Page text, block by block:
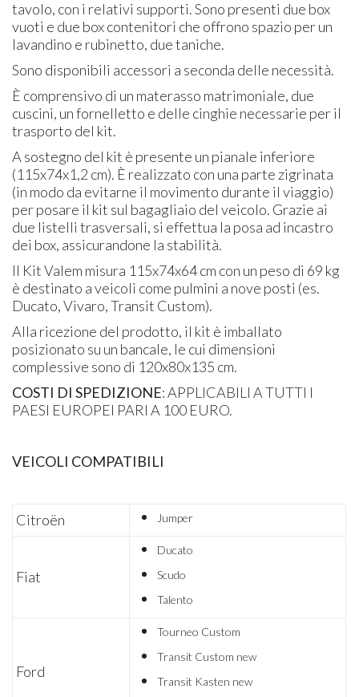
tavolo, con i relativi supporti. Sono presenti due box
vuoti e due box contenitori che offrono spazio per un
lavandino e rubinetto, due taniche.
Sono disponibili accessori a seconda delle necessità.
È comprensivo di un materasso matrimoniale, due
cuscini, un fornelletto e delle cinghie necessarie per il
trasporto del kit.
A sostegno del kit è presente un pianale inferiore
(115x74x1,2 cm). È realizzato con una parte zigrinata
(in modo da evitarne il movimento durante il viaggio)
per posare il kit sul bagagliaio del veicolo. Grazie ai
due listelli trasversali, si effettua la posa ad incastro
dei box, assicurandone la stabilità.
Il Kit Valem misura 115x74x64 cm con un peso di 69 kg
è destinato a veicoli come pulmini a nove posti (es.
Ducato, Vivaro, Transit Custom).
Alla ricezione del prodotto, il kit è imballato
posizionato su un bancale, le cui dimensioni
complessive sono di 120x80x135 cm.
COSTI DI SPEDIZIONE: APPLICABILI A TUTTI I
PAESI EUROPEI PARI A 100 EURO.
VEICOLI COMPATIBILI
Citroën Jumper
Fiat
Ducato
Scudo
Talento
Ford
Tourneo Custom
Transit Custom new
Transit Kasten new